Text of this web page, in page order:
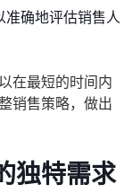
准确地评估销售人
在最短的时间内
销售策略，做出
独特需求